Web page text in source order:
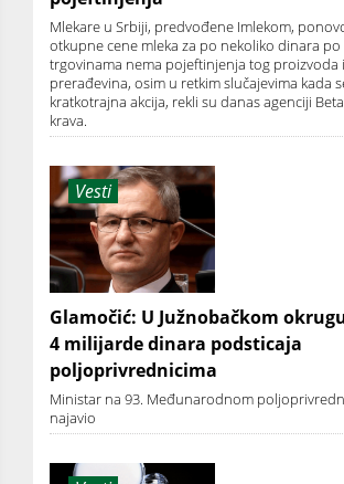
Mlekare u Srbiji, predvođene Imlekom,
otkupne cene mleka za po nekoliko dinara
trgovinama nema pojeftinjenja tog proizvoda
prerađevina, osim u retkim slučajevima kada
kratkotrajna akcija, rekli su danas agenciji
krava.
Vesti
Glamočić: U Južnobačkom
4 milijarde dinara podsticaja
poljoprivrednicima
Ministar na 93. Međunarodnom
najavio